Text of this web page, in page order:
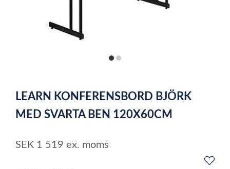
itemitem
of
2
LEARN KONFERENSBORD BJÖRK
MED SVARTA BEN 120X60CM
SEK 1 519 ex. moms